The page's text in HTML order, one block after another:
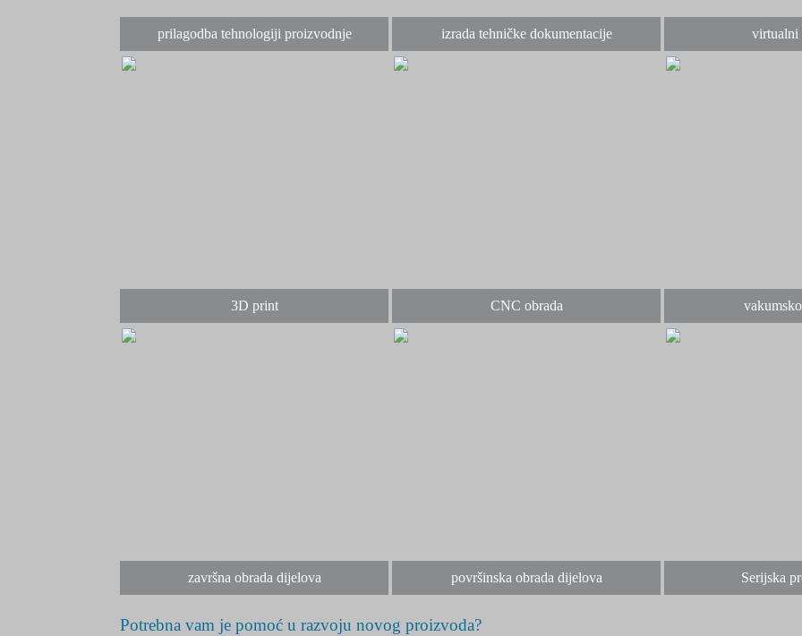
prilagodba tehnologiji proizvodnje izrada tehničke dokumentacije virtualni
3D print CNC obrada
završna obrada dijelova površinska obrada dijelova Serijska
Potrebna vam je pomoć u razvoju novog proizvoda?